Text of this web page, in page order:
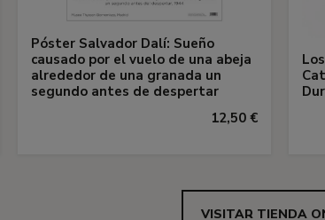
Póster Salvador Dalí: Sueño
causado por el vuelo de una abeja
alrededor de una granada un
segundo antes de despertar
12,50 €
VISITAR TIENDA